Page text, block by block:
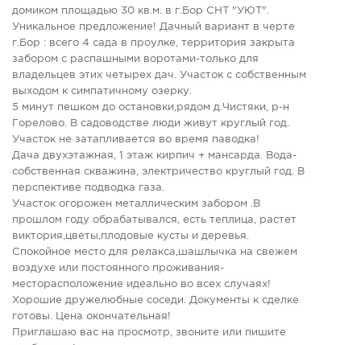
домиком площадью 30 кв.м. в г.Бор СНТ "УЮТ".
Уникальное предложение! Дачный вариант в черте
г.Бор : всего 4 сада в проулке, территория закрыта
забором с распашными воротами-только для
владельцев этих четырех дач. Участок с собственным
выходом к симпатичному озерку.
5 минут пешком до остановки,рядом д.Чистяки, р-н
Горелово. В садоводстве люди живут круглый год.
Участок не затапливается во время паводка!
Дача двухэтажная, 1 этаж кирпич + мансарда. Вода-
собственная скважина, электричество круглый год. В
перспективе подводка газа.
Участок огорожен металлическим забором .В
прошлом году обрабатывался, есть теплица, растет
виктория,цветы,плодовые кусты и деревья.
Спокойное место для релакса,шашлычка на свежем
воздухе или постоянного проживания-
месторасположение идеально во всех случаях!
Хорошие дружелюбные соседи. Документы к сделке
готовы. Цена окончательная!
Приглашаю вас на просмотр, звоните или пишите